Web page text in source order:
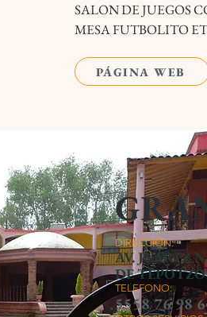
SALON DE JUEGOS
MESA FUTBOLITO
PÁGINA WEB
DIRECCIÓN:
AV. JUÁREZ
DE
TELEFONO:
5558 76 98